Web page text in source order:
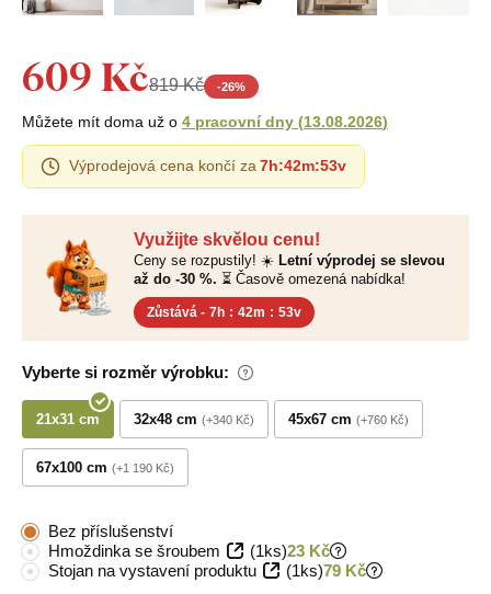
Využijte skvělou cenu!
Ceny se rozpustily! ☀️ Letní výprodej se slevou
až do -30 %. ⏳ Časově omezená nabídka!
Zůstává - 7h : 42m : 53v
Vyberte si rozměr výrobku:
21x31 cm 32x48 cm +340 Kč 45x67 cm +760 Kč
67x100 cm +1 190 Kč
609 Kč819 Kč -26%
Můžete mít doma už o 4 pracovní dny (13.08.2026)
Výprodejová cena končí za 7h:42m:53v
Bez příslušenství
Hmoždinka se šroubem
(1ks)23 Kč
Stojan na vystavení produktu
(1ks)79 Kč